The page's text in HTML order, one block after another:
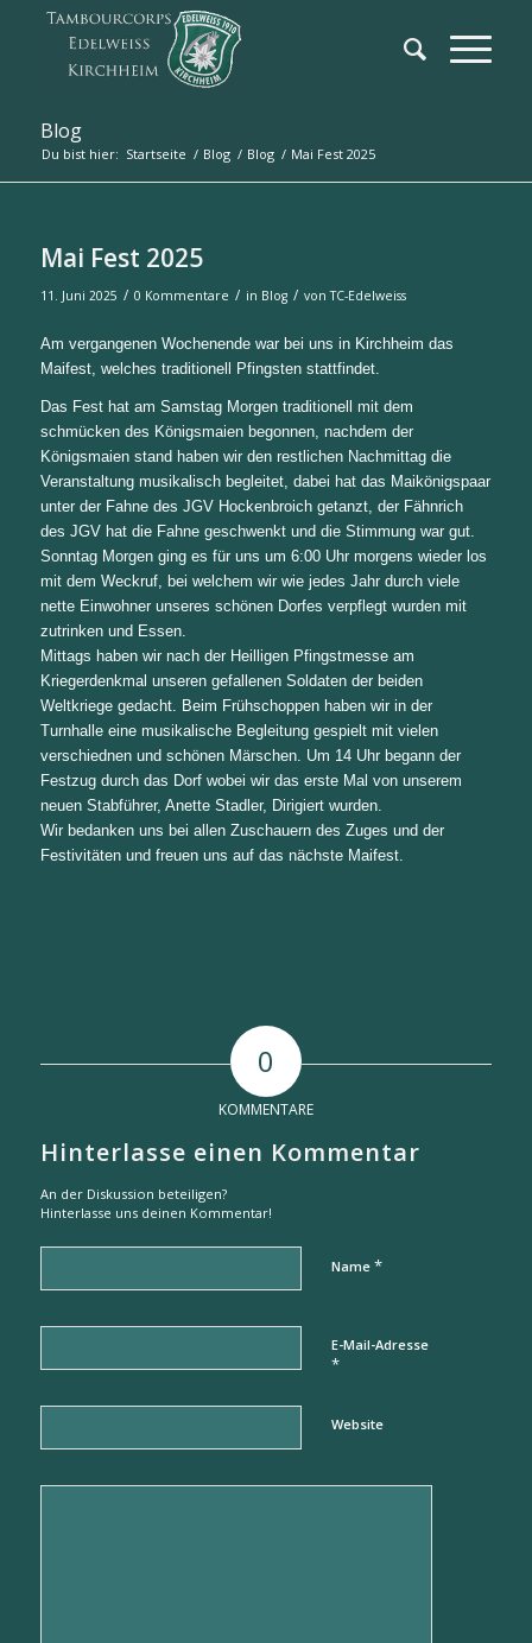
Blog
Du bist hier: Startseite / Blog / Blog / Mai Fest 2025
Mai Fest 2025
11. Juni 2025 / 0 Kommentare / in Blog / vonTC-Edelweiss
Am vergangenen Wochenende war bei uns in Kirchheim das
Maifest, welches traditionell Pfingsten stattfindet.
Das Fest hat am Samstag Morgen traditionell mit dem
schmücken des Königsmaien begonnen, nachdem der
Königsmaien stand haben wir den restlichen Nachmittag die
Veranstaltung musikalisch begleitet, dabei hat das Maikönigspaar
unter der Fahne des JGV Hockenbroich getanzt, der Fähnrich
des JGV hat die Fahne geschwenkt und die Stimmung war gut.
Sonntag Morgen ging es für uns um 6:00 Uhr morgens wieder los
mit dem Weckruf, bei welchem wir wie jedes Jahr durch viele
nette Einwohner unseres schönen Dorfes verpflegt wurden mit
zutrinken und Essen.
Mittags haben wir nach der Heilligen Pfingstmesse am
Kriegerdenkmal unseren gefallenen Soldaten der beiden
Weltkriege gedacht. Beim Frühschoppen haben wir in der
Turnhalle eine musikalische Begleitung gespielt mit vielen
verschiednen und schönen Märschen. Um 14 Uhr begann der
Festzug durch das Dorf wobei wir das erste Mal von unserem
neuen Stabführer, Anette Stadler, Dirigiert wurden.
Wir bedanken uns bei allen Zuschauern des Zuges und der
Festivitäten und freuen uns auf das nächste Maifest.
0
KOMMENTARE
Hinterlasse einen Kommentar
An der Diskussion beteiligen?
Hinterlasse uns deinen Kommentar!
Name *
E-Mail-Adresse
*
Website